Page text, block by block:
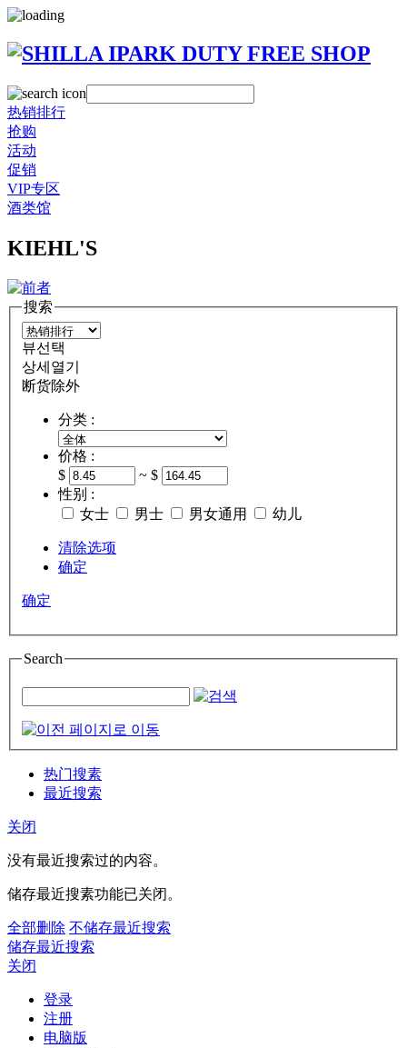
热销排行
抢购
活动
促销
VIP专区
酒类馆
KIEHL'S
搜索
뷰선택
상세열기
断货除外
分类 :
价格 :
$
~ $
性别 :
女士
男士 男女通用 幼儿
清除选项
确定
确定
Search
热门搜素
最近搜索
关闭
没有最近搜索过的内容。
储存最近搜素功能已关闭。
全部删除 不储存最近搜索
储存最近搜索
关闭
登录
注册
电脑版